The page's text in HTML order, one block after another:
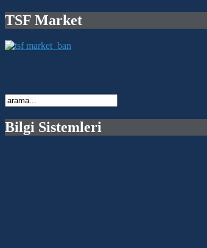
TSF Market
Bilgi Sistemleri